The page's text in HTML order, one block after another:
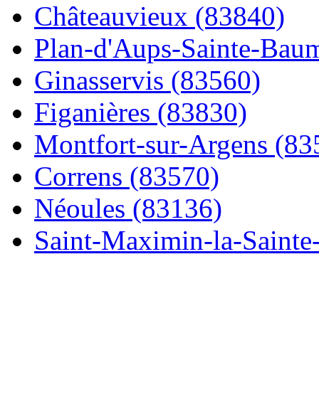
Châteauvieux (83840)
Plan-d'Aups-Sainte-
Ginasservis (83560)
Figanières (83830)
Montfort-sur-Argens
Correns (83570)
Néoules (83136)
Saint-Maximin-la-